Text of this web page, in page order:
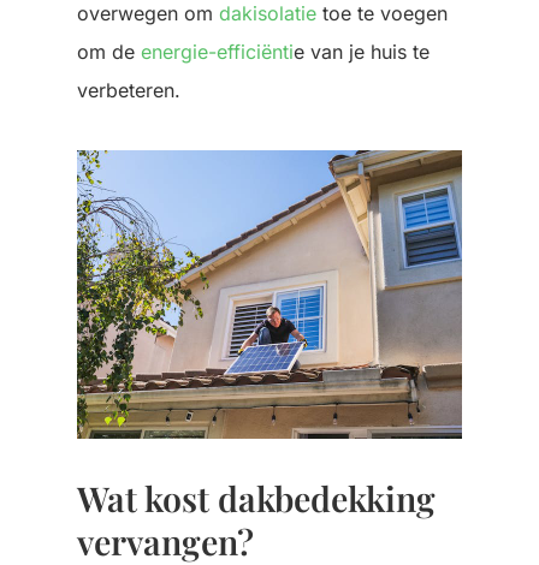
overwegen om dakisolatie toe te voegen
om de energie-efficiëntie van je huis te
verbeteren.
Wat kost dakbedekking
vervangen?